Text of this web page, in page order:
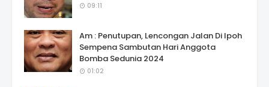
09:11
Am : Penutupan, Lencongan Jalan Di Ipoh
Sempena Sambutan Hari Anggota
Bomba Sedunia 2024
01:02